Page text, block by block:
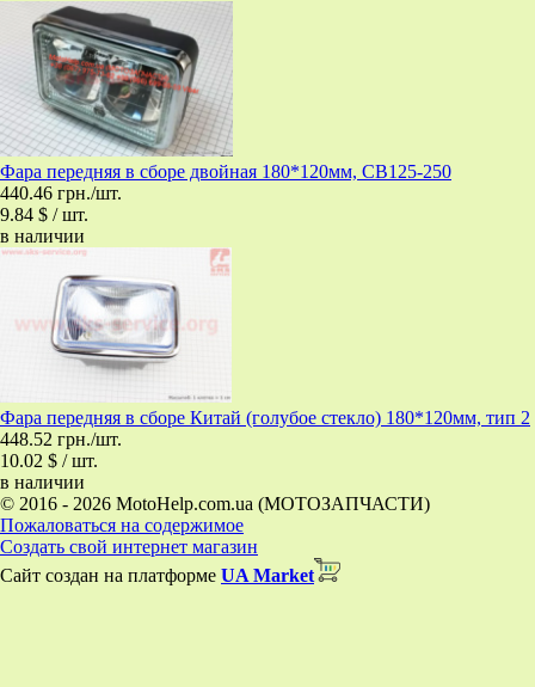
Фара передняя в сборе двойная 180*120мм, CB125-250
440.46 грн./шт.
9.84 $ / шт.
в наличии
Фара передняя в сборе Китай (голубое стекло) 180*120мм, тип 2
448.52 грн./шт.
10.02 $ / шт.
в наличии
© 2016 - 2026 MotoHelp.com.ua (МОТОЗАПЧАСТИ)
Пожаловаться на содержимое
Создать свой интернет магазин
Сайт создан на платформе UA Market